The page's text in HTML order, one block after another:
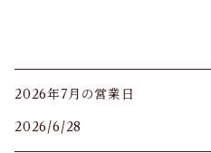
2026年7月の営業日
2026/6/28